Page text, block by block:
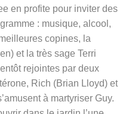
en profite pour inviter des
: musique, alcool,
copines, la
et la très sage Terri
rejointes par deux
Rich (Brian Lloyd) et
à martyriser Guy.